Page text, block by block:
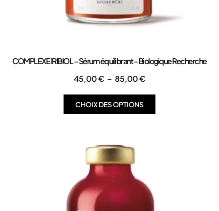
COMPLEXE IRIBIOL – Sérum équilibrant – Biologique Recherche
45,00€ – 85,00€
CHOIX DES OPTIONS